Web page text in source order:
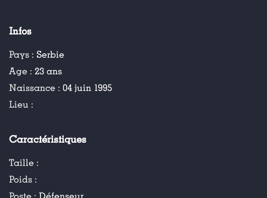
Infos
Pays : Serbie
Age : 23 ans
Naissance : 04 juin 1995
Lieu :
Caractéristiques
Taille :
Poids :